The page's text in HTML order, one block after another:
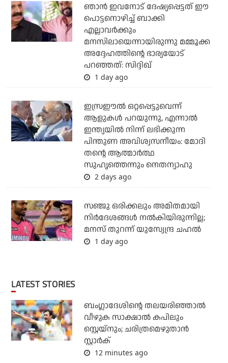
ഞാന്‍ ഇവനോട് ദേഷ്യപ്പെട്ടത് ഈ
പൊട്ടനൊഴിച്ച് ബാക്കി
എല്ലാവര്‍ക്കും
മനസിലായെന്നായിരുന്നു മമ്മൂക്ക
അദ്ദേഹത്തിന്റെ ഭാര്യയോട്
പറഞ്ഞത്: സിദ്ദിഖ്
1 day ago
ഇസ്രഈല്‍ ഒറ്റപ്പെട്ടുവെന്ന്
ആളുകള്‍ പറയുന്നു, എന്നാല്‍
ഇന്ത്യയില്‍ നിന്ന് ലഭിക്കുന്ന
പിന്തുണ അവിശ്വസനീയം: മോദി
തന്റെ ആത്മാര്‍ത്ഥ
സുഹൃത്തെന്നും നെതന്യാഹു
2 days ago
സഞ്ജു ഒരിക്കലും അമിതമായി
നിര്‍ദേശങ്ങള്‍ നല്‍കിയിരുന്നില്ല;
മനസ് തുറന്ന് യുസ്വേന്ദ്ര ചഹല്‍
1 day ago
LATEST STORIES
ബംഗ്ലാദേശിന്റെ തലയരിഞ്ഞാല്‍
വീഴുക സാക്ഷാല്‍ കപിലും
സ്റ്റെയ്‌നും; ചരിത്രമെഴുതാന്‍
സ്റ്റാര്‍ക്
12 minutes ago